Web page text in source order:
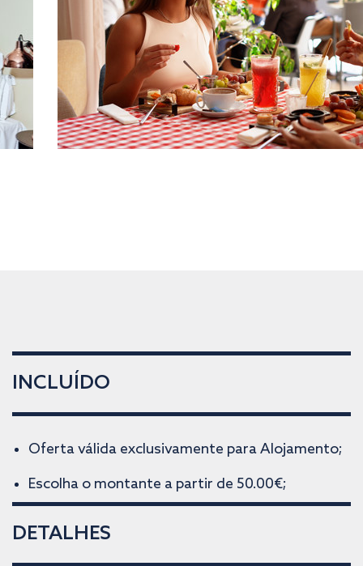
INCLUÍDO
Oferta válida exclusivamente para Alojamento;
Escolha o montante a partir de 50.00€;
DETALHES